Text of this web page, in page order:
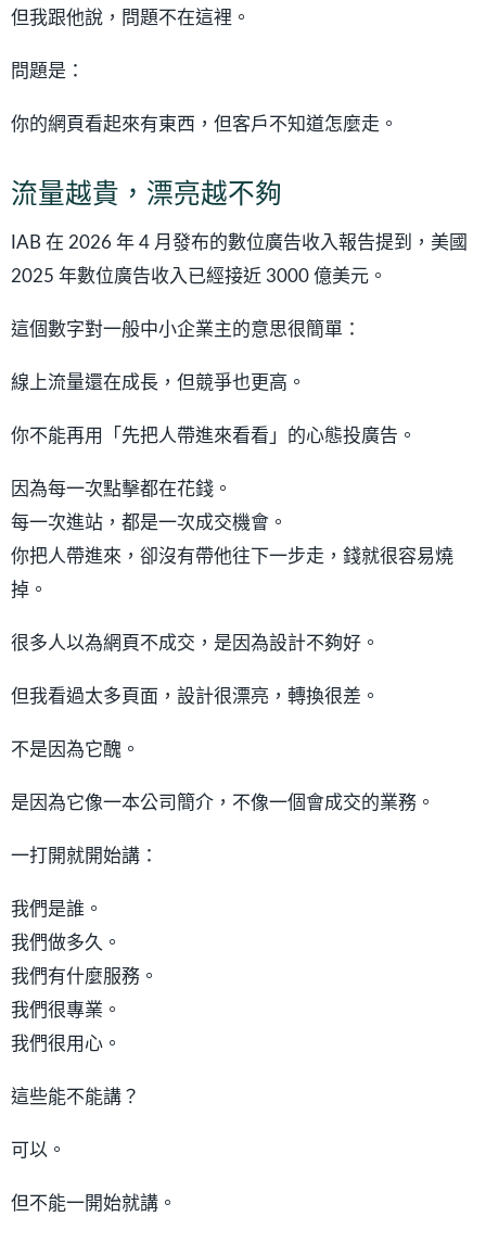
但我跟他說，問題不在這裡。
問題是：
你的網頁看起來有東西，但客戶不知道怎麼走。
流量越貴，漂亮越不夠
IAB 在 2026 年 4 月發布的數位廣告收入報告提到，美國
2025 年數位廣告收入已經接近 3000 億美元。
這個數字對一般中小企業主的意思很簡單：
線上流量還在成長，但競爭也更高。
你不能再用「先把人帶進來看看」的心態投廣告。
因為每一次點擊都在花錢。
每一次進站，都是一次成交機會。
你把人帶進來，卻沒有帶他往下一步走，錢就很容易燒
掉。
很多人以為網頁不成交，是因為設計不夠好。
但我看過太多頁面，設計很漂亮，轉換很差。
不是因為它醜。
是因為它像一本公司簡介，不像一個會成交的業務。
一打開就開始講：
我們是誰。
我們做多久。
我們有什麼服務。
我們很專業。
我們很用心。
這些能不能講？
可以。
但不能一開始就講。